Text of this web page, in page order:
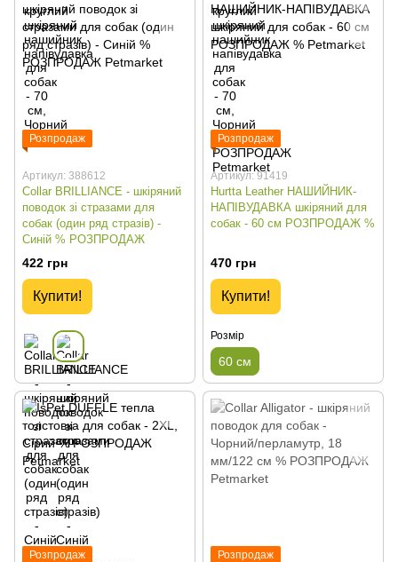
Розпродаж
Артикул: 388612
Collar BRILLIANCE - шкіряний
поводок зі стразами для
собак (один ряд стразів) -
Синій % РОЗПРОДАЖ
422 грн
Купити!
Розпродаж
Артикул: 91419
Hurtta Leather НАШИЙНИК-
НАПІВУДАВКА шкіряний для
собак - 60 см РОЗПРОДАЖ %
470 грн
Купити!
Розмір
60 см
Розпродаж Розпродаж